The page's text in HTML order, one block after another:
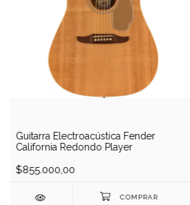
Guitarra Electroacústica Fender
California Redondo Player
$855.000,00